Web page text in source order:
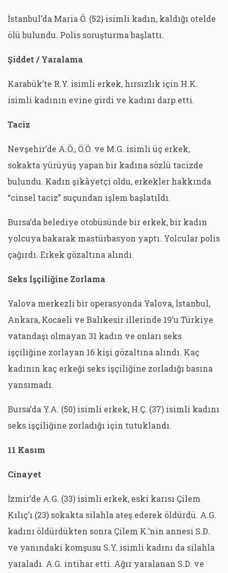
İstanbul’da Maria Ö. (52) isimli kadın, kaldığı otelde
ölü bulundu. Polis soruşturma başlattı.
Şiddet / Yaralama
Karabük’te R.Y. isimli erkek, hırsızlık için H.K.
isimli kadının evine girdi ve kadını darp etti.
Taciz
Nevşehir’de A.Ö., Ö.Ö. ve M.G. isimli üç erkek,
sokakta yürüyüş yapan bir kadına sözlü tacizde
bulundu. Kadın şikâyetçi oldu, erkekler hakkında
“cinsel taciz” suçundan işlem başlatıldı.
Bursa’da belediye otobüsünde bir erkek, bir kadın
yolcuya bakarak mastürbasyon yaptı. Yolcular polis
çağırdı. Erkek gözaltına alındı.
Seks İşçiliğine Zorlama
Yalova merkezli bir operasyonda Yalova, İstanbul,
Ankara, Kocaeli ve Balıkesir illerinde 19’u Türkiye
vatandaşı olmayan 31 kadın ve onları seks
işçiliğine zorlayan 16 kişi gözaltına alındı. Kaç
kadının kaç erkeği seks işçiliğine zorladığı basına
yansımadı.
Bursa’da Y.A. (50) isimli erkek, H.Ç. (37) isimli kadını
seks işçiliğine zorladığı için tutuklandı.
11 Kasım
Cinayet
İzmir’de A.G. (33) isimli erkek, eski karısı Çilem
Kılıç’ı (23) sokakta silahla ateş ederek öldürdü. A.G.
kadını öldürdükten sonra Çilem K.’nin annesi S.D.
ve yanındaki komşusu S.Y. isimli kadını da silahla
yaraladı. A.G. intihar etti. Ağır yaralanan S.D. ve